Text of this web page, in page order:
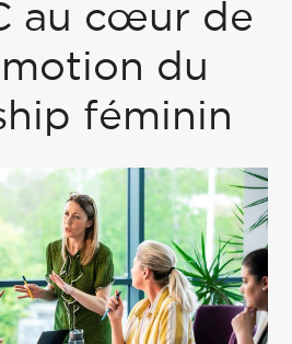
au cœur de
du
féminin